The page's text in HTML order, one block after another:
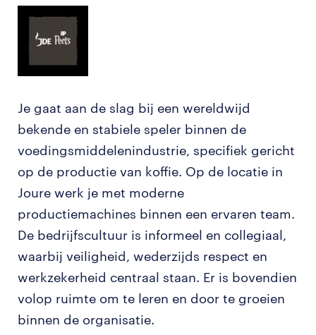
Je gaat aan de slag bij een wereldwijd
bekende en stabiele speler binnen de
voedingsmiddelenindustrie, specifiek gericht
op de productie van koffie. Op de locatie in
Joure werk je met moderne
productiemachines binnen een ervaren team.
De bedrijfscultuur is informeel en collegiaal,
waarbij veiligheid, wederzijds respect en
werkzekerheid centraal staan. Er is bovendien
volop ruimte om te leren en door te groeien
binnen de organisatie.